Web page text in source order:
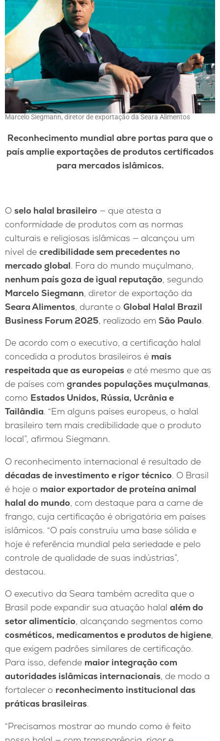
Marcelo Siegmann, diretor de exportação da Seara Alimentos
Reconhecimento mundial abre portas para que o
país amplie exportações de produtos certificados
para mercados islâmicos.
O selo halal brasileiro — que atesta a
conformidade de produtos com as normas
culturais e religiosas islâmicas — alcançou um
nível de credibilidade sem precedentes no
mercado global. Fora do mundo muçulmano,
nenhum país goza de igual reputação, segundo
Marcelo Siegmann, diretor de exportação da
Seara Alimentos, durante o Global Halal Brazil
Business Forum 2025, realizado em São Paulo.
De acordo com o executivo, a certificação halal
concedida a produtos brasileiros é mais
respeitada que as europeias e até mesmo que as
de países com grandes populações muçulmanas,
como Estados Unidos, Rússia, Ucrânia e
Tailândia. “Em alguns países europeus, o halal
brasileiro tem mais credibilidade que o produto
local”, afirmou Siegmann.
O reconhecimento internacional é resultado de
décadas de investimento e rigor técnico. O Brasil
é hoje o maior exportador de proteína animal
halal do mundo, com destaque para a carne de
frango, cuja certificação é obrigatória em países
islâmicos. “O país construiu uma base sólida e
hoje é referência mundial pela seriedade e pelo
controle de qualidade de suas indústrias”,
destacou.
O executivo da Seara também acredita que o
Brasil pode expandir sua atuação halal além do
setor alimentício, alcançando segmentos como
cosméticos, medicamentos e produtos de higiene,
que exigem padrões similares de certificação.
Para isso, defende maior integração com
autoridades islâmicas internacionais, de modo a
fortalecer o reconhecimento institucional das
práticas brasileiras.
“Precisamos mostrar ao mundo como é feito